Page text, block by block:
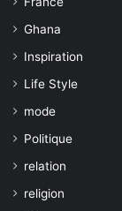
Ghana
Inspiration
Life Style
mode
Politique
relation
religion